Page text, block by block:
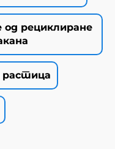
рециклиране
растица